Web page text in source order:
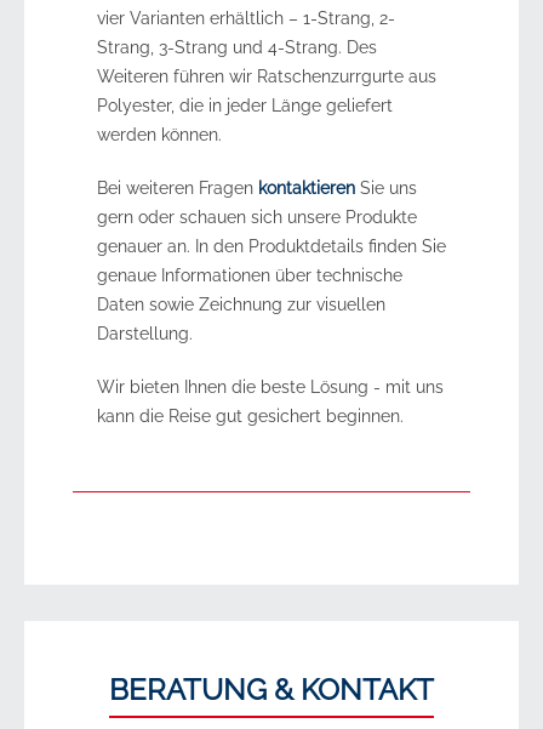
vier Varianten erhältlich – 1-Strang, 2-
Strang, 3-Strang und 4-Strang. Des
Weiteren führen wir Ratschenzurrgurte aus
Polyester, die in jeder Länge geliefert
werden können.
Bei weiteren Fragen kontaktieren Sie uns
gern oder schauen sich unsere Produkte
genauer an. In den Produktdetails finden Sie
genaue Informationen über technische
Daten sowie Zeichnung zur visuellen
Darstellung.
Wir bieten Ihnen die beste Lösung - mit uns
kann die Reise gut gesichert beginnen.
BERATUNG & KONTAKT